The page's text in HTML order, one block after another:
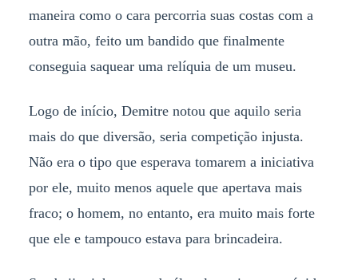
maneira como o cara percorria suas costas com a
outra mão, feito um bandido que finalmente
conseguia saquear uma relíquia de um museu.
Logo de início, Demitre notou que aquilo seria
mais do que diversão, seria competição injusta.
Não era o tipo que esperava tomarem a iniciativa
por ele, muito menos aquele que apertava mais
fraco; o homem, no entanto, era muito mais forte
que ele e tampouco estava para brincadeira.